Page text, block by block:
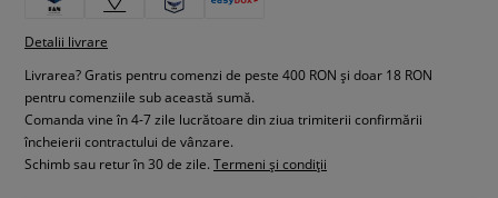
Detalii livrare
Livrarea? Gratis pentru comenzi de peste 400 RON și doar 18 RON
pentru comenziile sub această sumă.
Comanda vine în 4-7 zile lucrătoare din ziua trimiterii confirmării
încheierii contractului de vânzare.
Schimb sau retur în 30 de zile. Termeni și condiții